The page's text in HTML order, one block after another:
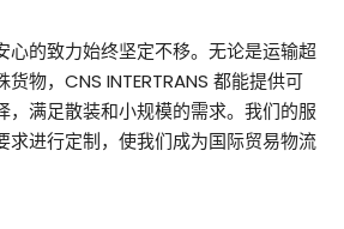
心的致力始终坚定不移。无论是运输超
物，CNS INTERTRANS 都能提供可
，满足散装和小规模的需求。我们的服
求进行定制，使我们成为国际贸易物流